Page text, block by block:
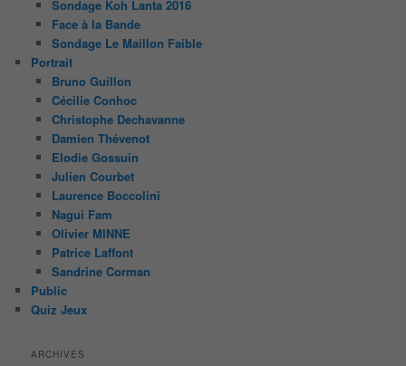
Sondage Koh Lanta 2016
Face à la Bande
Sondage Le Maillon Faible
Portrait
Bruno Guillon
Cécilie Conhoc
Christophe Dechavanne
Damien Thévenot
Elodie Gossuin
Julien Courbet
Laurence Boccolini
Nagui Fam
Olivier MINNE
Patrice Laffont
Sandrine Corman
Public
Quiz Jeux
ARCHIVES